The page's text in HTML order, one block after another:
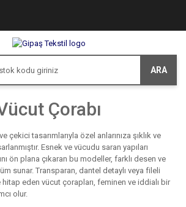
ARA
Çorabı
çekici tasarımlarıyla özel anlarınıza şıklık ve
Esnek ve vücudu saran yapıları
ön plana çıkaran bu modeller, farklı desen ve
sunar. Transparan, dantel detaylı veya fileli
eden vücut çorapları, feminen ve iddialı bir
olur.